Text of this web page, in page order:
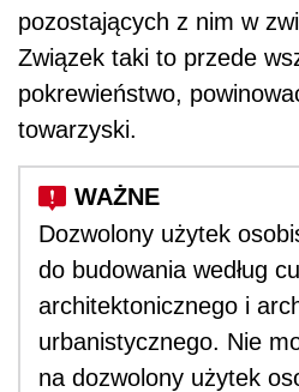
pozostających z nim w
Związek taki to przede
pokrewieństwo,
towarzyski.
Dozwolony użytek
do budowania według
architektonicznego i
urbanistycznego. Nie
na dozwolony użytek